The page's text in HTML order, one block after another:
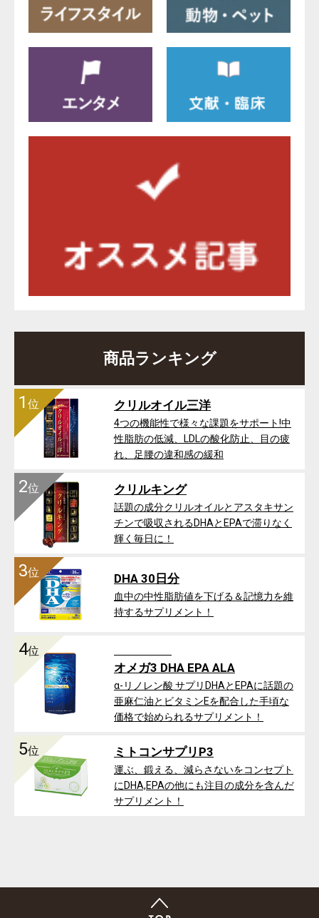
商品ランキング
1 位 クリルオイル三洋
4つの機能性で様々な課題をサポート!中
性脂肪の低減、LDLの酸化防止、目の疲
れ、足腰の違和感の緩和
2位 クリルキング
話題の成分クリルオイルとアスタキサン
チンで吸収されるDHAとEPAで滞りなく
輝く毎日に！
3位 DHA 30日分
血中の中性脂肪値を下げる＆記憶力を維
持するサプリメント！
4位
オメガ3 DHA EPA ALA
α-リノレン酸 サプリDHAとEPAに話題の
亜麻仁油とビタミンEを配合した手頃な
価格で始められるサプリメント！
5位 ミトコンサプリP3
運ぶ、鍛える、減らさないをコンセプト
にDHA,EPAの他にも注目の成分を含んだ
サプリメント！